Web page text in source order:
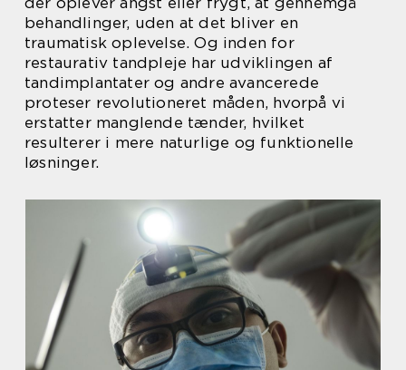
behandlinger, uden at det bliver en
traumatisk oplevelse. Og inden for
restaurativ tandpleje har udviklingen af
tandimplantater og andre avancerede
proteser revolutioneret måden, hvorpå vi
erstatter manglende tænder, hvilket
resulterer i mere naturlige og funktionelle
løsninger.